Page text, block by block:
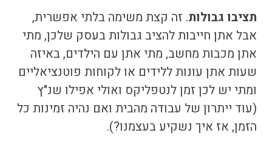
תציבו גבולות. זה קצת משימה בלתי אפשרית,
אבל אתן חייבות להציב גבולות בעסק שלכן, מתי
אתן מכבות מחשב, מתי אתן עם הילדים, באיזה
שעות אתן עונות ללידים או לקוחות פוטנציאליים
ומתי יש לכן זמן לנטפליקס ואולי אפילו שנ"ץ
(עוד ייתרון של עבודה מהבית ואם נהיה זמינות כל
הזמן, אז איך נשקיע בעצמנו?).